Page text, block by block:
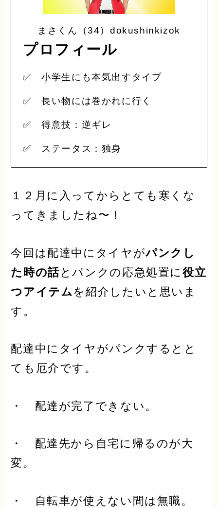
まさくん（34）dokushinkizok
プロフィール
✅ 小学生にも本気出すタイプ
✅ 長い物には巻かれに行く
✅ 得意技：逆ギレ
✅ ステータス：独身
１２月に入ってからとても寒くな
ってきましたね〜！
今回は配達中にタイヤがパンクし
た時の話 とパンクの応急処置に 役立
つアイテム を紹介したいと思いま
す。
配達中にタイヤがパンクするとと
ても厄介です。
・ 配達が完了できない。
・ 配達先から自宅に帰るのが大
変。
・ 自転車が使えない間は無職。